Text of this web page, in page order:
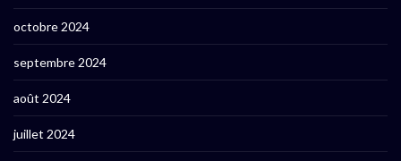
octobre 2024
septembre 2024
août 2024
juillet 2024